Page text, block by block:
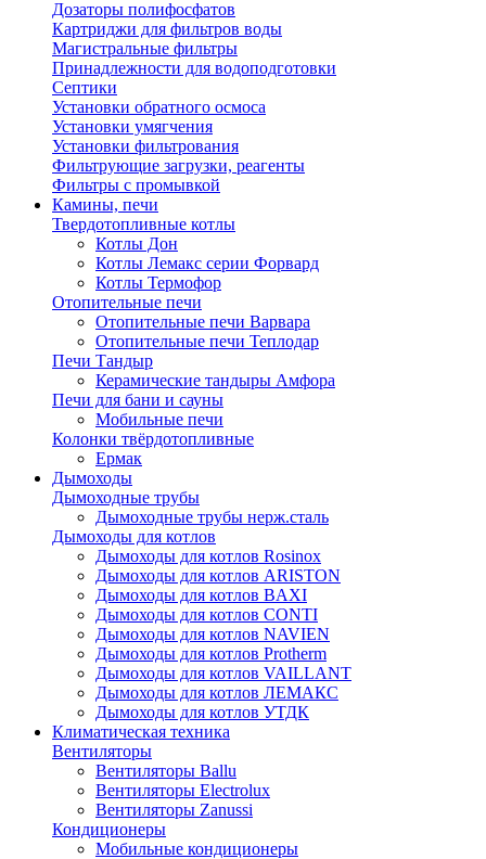
Дозаторы полифосфатов
Картриджи для фильтров воды
Магистральные фильтры
Принадлежности для водоподготовки
Септики
Установки обратного осмоса
Установки умягчения
Установки фильтрования
Фильтрующие загрузки, реагенты
Фильтры с промывкой
Камины, печи
Твердотопливные котлы
Котлы Дон
Котлы Лемакс серии Форвард
Котлы Термофор
Отопительные печи
Отопительные печи Варвара
Отопительные печи Теплодар
Печи Тандыр
Керамические тандыры Амфора
Печи для бани и сауны
Мобильные печи
Колонки твёрдотопливные
Ермак
Дымоходы
Дымоходные трубы
Дымоходные трубы нерж.сталь
Дымоходы для котлов
Дымоходы для котлов Rosinox
Дымоходы для котлов ARISTON
Дымоходы для котлов BAXI
Дымоходы для котлов CONTI
Дымоходы для котлов NAVIEN
Дымоходы для котлов Protherm
Дымоходы для котлов VAILLANT
Дымоходы для котлов ЛЕМАКС
Дымоходы для котлов УТДК
Климатическая техника
Вентиляторы
Вентиляторы Ballu
Вентиляторы Electrolux
Вентиляторы Zanussi
Кондиционеры
Мобильные кондиционеры